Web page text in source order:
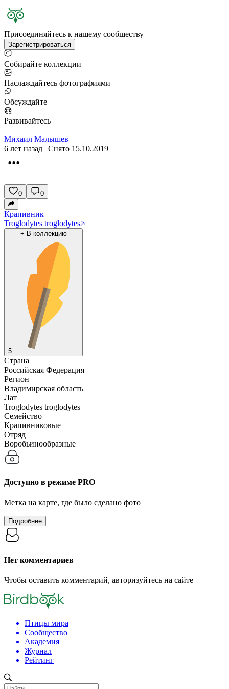
Присоединяйтесь к нашему сообществу
Зарегистрироваться
Собирайте коллекции
Наслаждайтесь фотографиями
Обсуждайте
Развивайтесь
Михаил Малышев
6 лет назад | Снято 15.10.2019
0 0
Крапивник
Troglodytes troglodytes
+ В коллекцию
5
Страна
Российская Федерация
Регион
Владимирская область
Лат
Troglodytes troglodytes
Семейство
Крапивниковые
Отряд
Воробьинообразные
Доступно в режиме PRO
Метка на карте, где было сделано фото
Подробнее
Нет комментариев
Чтобы оставить комментарий, авторизуйтесь на сайте
Птицы мира
Сообщество
Академия
Журнал
Рейтинг